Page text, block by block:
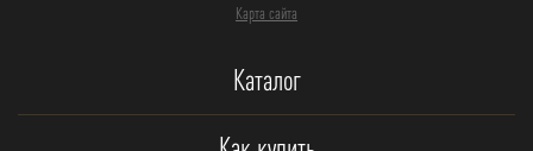
Карта сайта
Каталог